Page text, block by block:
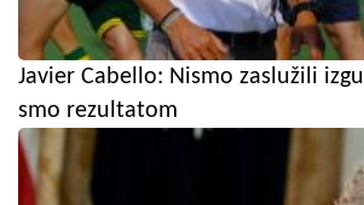
Javier Cabello: Nismo zaslužili
smo rezultatom